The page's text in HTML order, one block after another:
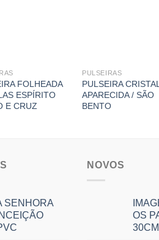
FOLHEADA
ESPÍRITO
E CRUZ
PULSEIRAS
PULSEIRA CRISTAL
APARECIDA / SÃO
BENTO
SENHORA
NOVOS
OS